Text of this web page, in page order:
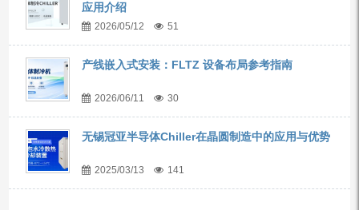
应用介绍
2026/05/12 51
产线嵌入式安装：FLTZ 设备布局参考指南
2026/06/11 30
无锡冠亚半导体Chiller在晶圆制造中的应用与优势
2025/03/13 141